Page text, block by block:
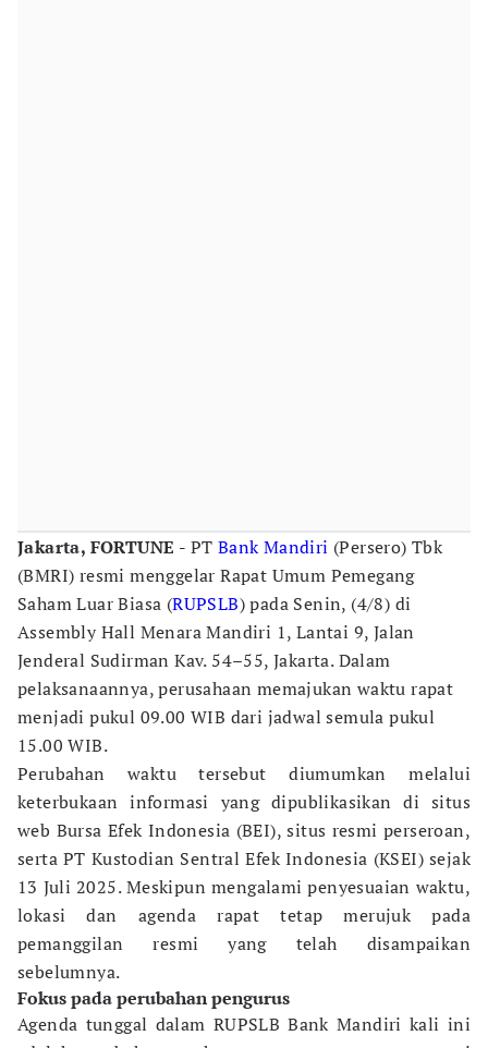
Jakarta, FORTUNE - PT Bank Mandiri (Persero) Tbk
(BMRI) resmi menggelar Rapat Umum Pemegang
Saham Luar Biasa (RUPSLB) pada Senin, (4/8) di
Assembly Hall Menara Mandiri 1, Lantai 9, Jalan
Jenderal Sudirman Kav. 54–55, Jakarta. Dalam
pelaksanaannya, perusahaan memajukan waktu rapat
menjadi pukul 09.00 WIB dari jadwal semula pukul
15.00 WIB.
Perubahan waktu tersebut diumumkan melalui
keterbukaan informasi yang dipublikasikan di situs
web Bursa Efek Indonesia (BEI), situs resmi perseroan,
serta PT Kustodian Sentral Efek Indonesia (KSEI) sejak
13 Juli 2025. Meskipun mengalami penyesuaian waktu,
lokasi dan agenda rapat tetap merujuk pada
pemanggilan resmi yang telah disampaikan
sebelumnya.
Fokus pada perubahan pengurus
Agenda tunggal dalam RUPSLB Bank Mandiri kali ini